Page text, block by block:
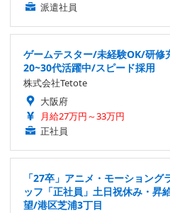
派遣社員
ゲームテスター/未経験OK/研
20~30代活躍中/スピード採用
株式会社Tetote
大阪府
月給27万円～33万円
正社員
「27卒」アニメ・モーション
ッフ「正社員」土日祝休み・昇
望/港区芝浦3丁目